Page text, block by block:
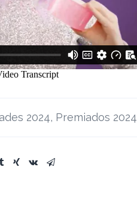
2024, Premiados 2024